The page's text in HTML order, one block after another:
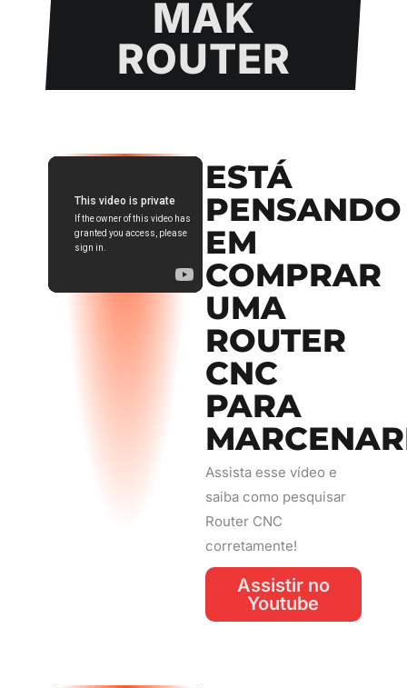
tornaram grandes
parceiros.
MAK
ROUTER
ESTÁ
PENSANDO
EM
COMPRAR
UMA
ROUTER
CNC
PARA
Assista esse vídeo e
saiba como pesquisar
Router CNC
corretamente!
Assistir no
Youtube